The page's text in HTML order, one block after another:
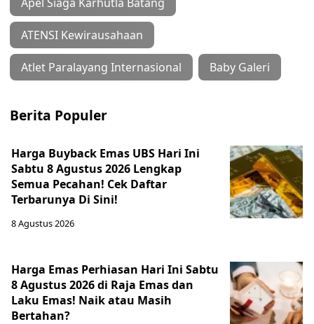
ATENSI Kewirausahaan
Atlet Paralayang Internasional Baby Galeri
Berita Populer
Harga Buyback Emas UBS Hari Ini
Sabtu 8 Agustus 2026 Lengkap
Semua Pecahan! Cek Daftar
Terbarunya Di Sini!
8 Agustus 2026
Harga Emas Perhiasan Hari Ini Sabtu
8 Agustus 2026 di Raja Emas dan
Laku Emas! Naik atau Masih
Bertahan?